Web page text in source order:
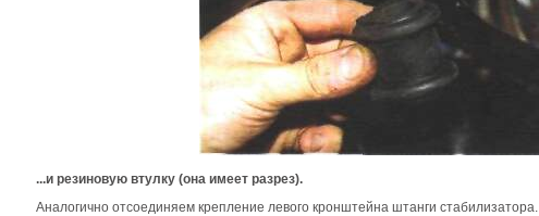
...и резиновую втулку (она имеет разрез).
Аналогично отсоединяем крепление левого кронштейна штанги стабилизатора.